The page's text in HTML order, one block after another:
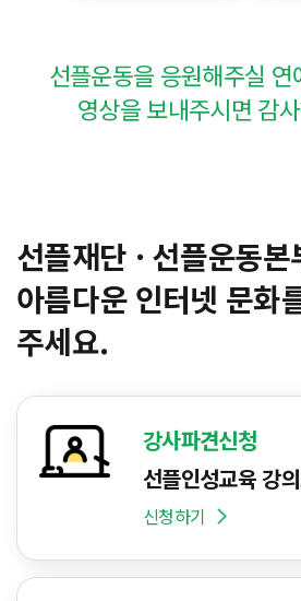
선플운동을 응원해주실
영상을 보내주시면 감
선플재단 · 선플운동
아름다운 인터넷 문화
주세요.
강사파견신청
선플인성교육 강
신청하기